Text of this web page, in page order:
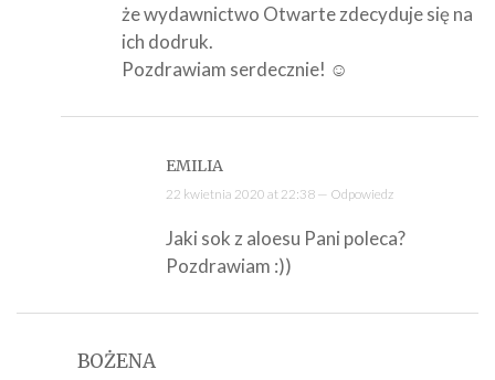
że wydawnictwo Otwarte zdecyduje się na
ich dodruk.
Pozdrawiam serdecznie! ☺
EMILIA
22 kwietnia 2020 at 22:38 — Odpowiedz
Jaki sok z aloesu Pani poleca?
Pozdrawiam :))
BOŻENA